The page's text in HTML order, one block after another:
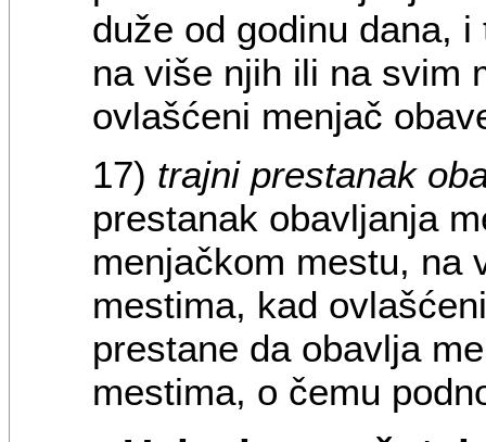
duže od godinu dana,
na više njih ili na svim
ovlašćeni menjač
17) trajni prestanak
prestanak obavljanja
menjačkom mestu, na
mestima, kad
prestane da obavlja
mestima, o čemu